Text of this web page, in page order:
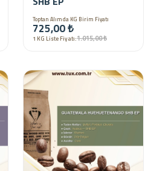
Toptan Alımda KG Birim Fiyatı
725,00 ₺
1 KG Liste Fiyatı:1.015,00 ₺